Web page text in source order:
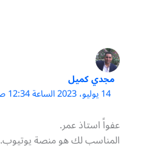
مجدي كميل
14 يوليو، 2023 الساعة 12:34 ص
عفواً استاذ عمر.
المناسب لك هو منصة يوتيوب.